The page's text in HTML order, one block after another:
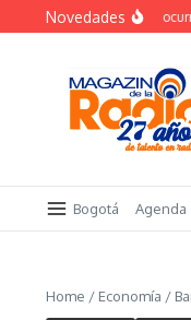
Saltar al contenido
Novedades
El verdadero salto
Bogotá Agenda
Home / Economía /